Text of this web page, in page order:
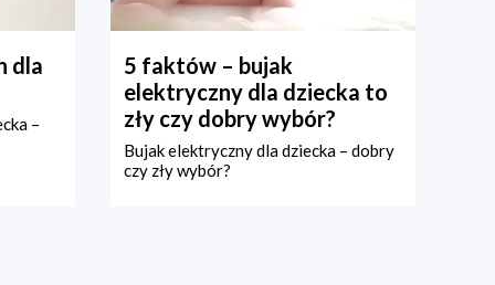
dla
–
5 faktów – bujak
elektryczny dla dziecka to
zły czy dobry wybór?
Bujak elektryczny dla dziecka – dobry
czy zły wybór?